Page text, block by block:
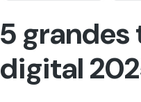
5
digital